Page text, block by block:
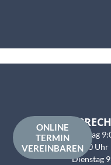
Montag
17:00 Uhr
Dienstag
ONLINE
TERMIN
VEREINBAREN